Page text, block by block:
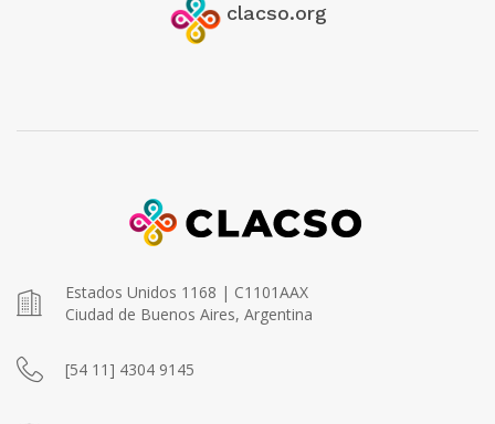
clacso.org
Estados Unidos 1168 | C1101AAX
Ciudad de Buenos Aires, Argentina
[54 11] 4304 9145